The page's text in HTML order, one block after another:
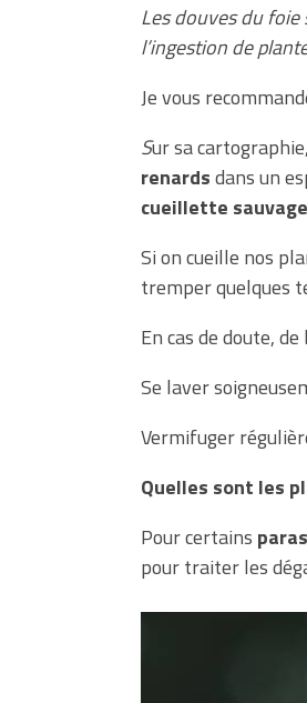
Les douves du foie
l’ingestion de
Je vous
Sur sa
renardsdans un
cueillette
Si on cueille nos
tremper quelques
En cas de doute,
Se laver
Vermifuger
Quelles sont les
Pour certains
pour traiter les